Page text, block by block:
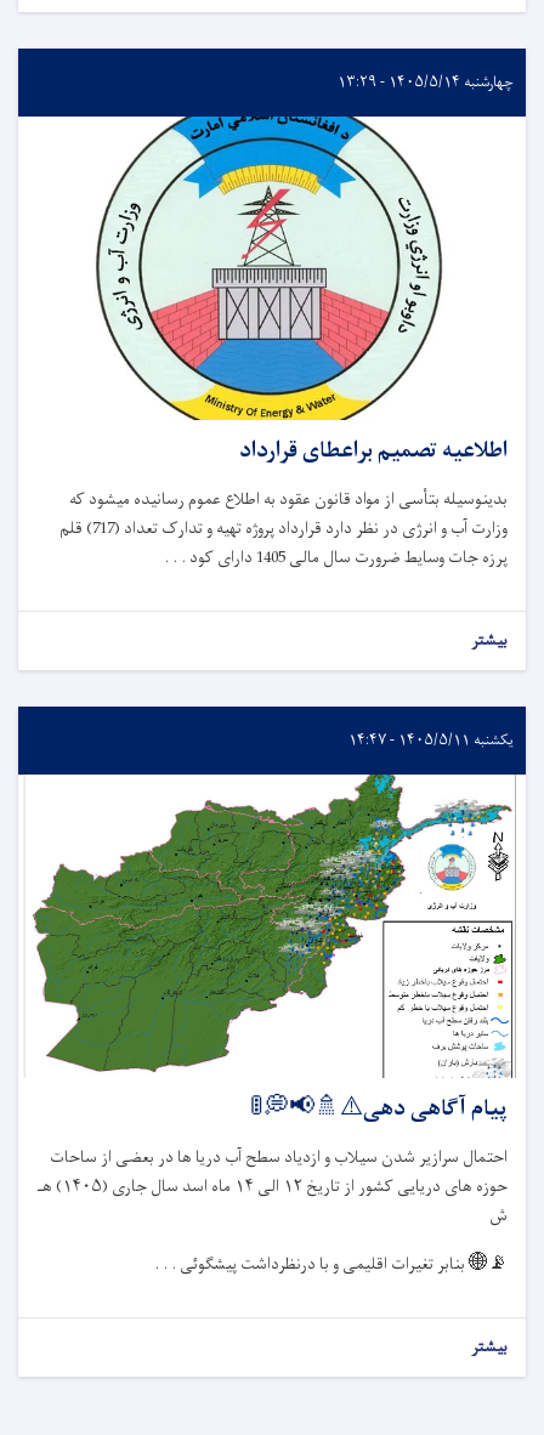
چهارشنبه ۱۴۰۵/۵/۱۴ - ۱۳:۲۹
اطلاعیه تصمیم براعطای قرارداد
بدینوسیله بتأسی از مواد قانون عقود به اطلاع عموم رسانیده میشود که
وزارت آب و انرژی در نظر دارد قرارداد پروژه تهیه و تدارک تعداد (717) قلم
پرزه جات وسایط ضرورت سال مالی 1405 دارای کود . . .
بیشتر
یکشنبه ۱۴۰۵/۵/۱۱ - ۱۴:۴۷
پیام آگاهی دهی⚠️🚿📢💭🚦
احتمال سرازیر شدن سیلاب و ازدیاد سطح آب دریا ها در بعضی از ساحات
حوزه های دریایی کشور از تاریخ ۱۲ الی ۱۴ ماه اسد سال جاری (۱۴۰۵) هـ
ش
📡🌐بنابر تغیرات اقلیمی و با درنظرداشت پیشگوئی . . .
بیشتر